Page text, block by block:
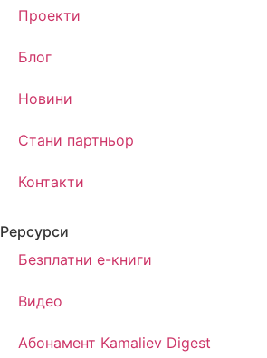
Проекти
Блог
Новини
Стани партньор
Контакти
Рерсурси
Безплатни е-книги
Видео
Абонамент Kamaliev Digest